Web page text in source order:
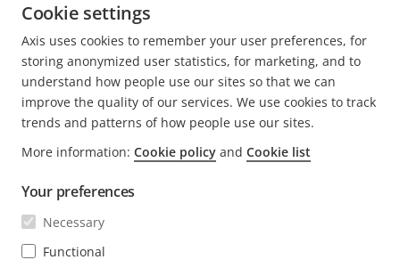
MEER LEZEN
FOOTER
CONTACT
Neem contact met ons op
Experience Center
NIEUWS EN VERHALEN
Klantverhalen
ABONNEREN
Cookie settings
Axis uses cookies to remember your user preferences, for
storing anonymized user statistics, for marketing, and to
understand how people use our sites so that we can
improve the quality of our services. We use cookies to track
trends and patterns of how people use our sites.
More information: Cookie policy and Cookie list
Your preferences
Necessary
Functional